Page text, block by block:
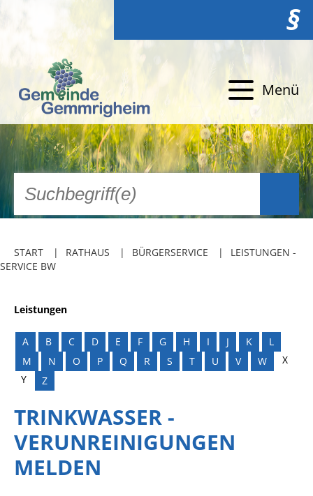
§
Menü
START RATHAUS BÜRGERSERVICE
LEISTUNGEN -
SERVICE BW
Leistungen
A B C D E F G H I J K
L
M
N O P Q R S T U V W
X
Y
Z
TRINKWASSER -
VERUNREINIGUNGEN
MELDEN